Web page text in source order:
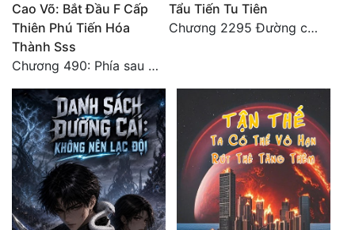
Tội Phạm
Vô Địch
Võng Du
Xuyên Không
Xuyên Nhanh
Xuyên Sách
Cao Võ: Bắt Đầu F Cấp
Thiên Phú Tiến Hóa
Thành Sss
Chương 490: Phía sau màn hắc thủ!
Tẩu Tiến Tu Tiên
Chương 2295 Đường còn rất dài đâu 【 đại kết cục 】